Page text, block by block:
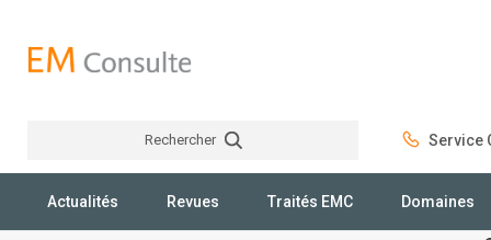
Rechercher Service
Actualités Revues Traités EMC Domaines